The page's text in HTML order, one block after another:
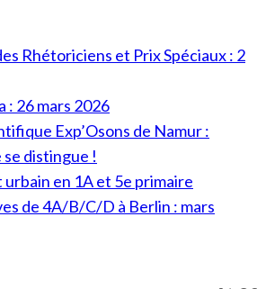
Rhétoriciens et Prix Spéciaux : 2
: 26 mars 2026
Exp’Osons de Namur :
distingue !
urbain en 1A et 5e primaire
de 4A/B/C/D à Berlin : mars